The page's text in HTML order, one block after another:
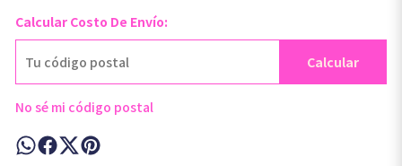
Calcular Costo De Envío:
Calcular
No sé mi código postal